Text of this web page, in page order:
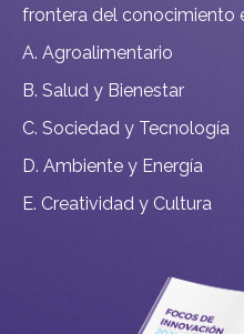
frontera del conocimiento
A. Agroalimentario
B. Salud y Bienestar
C. Sociedad y Tecnología
D. Ambiente y Energía
E. Creatividad y Cultura